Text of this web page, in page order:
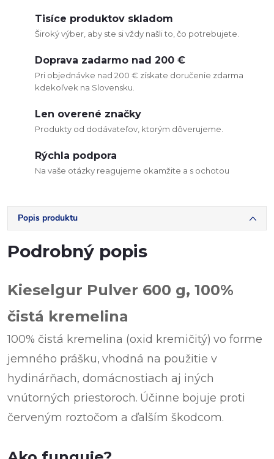
Tisíce produktov skladom
Široký výber, aby ste si vždy našli to, čo potrebujete.
Doprava zadarmo nad 200 €
Pri objednávke nad 200 € získate doručenie zdarma
kdekoľvek na Slovensku.
Len overené značky
Produkty od dodávateľov, ktorým dôverujeme.
Rýchla podpora
Na vaše otázky reagujeme okamžite a s ochotou
Popis produktu
Podrobný popis
Kieselgur Pulver 600 g, 100%
čistá kremelina
100% čistá kremelina (oxid kremičitý) vo forme
jemného prášku, vhodná na použitie v
hydinárňach, domácnostiach aj iných
vnútorných priestoroch. Účinne bojuje proti
červeným roztočom a ďalším škodcom.